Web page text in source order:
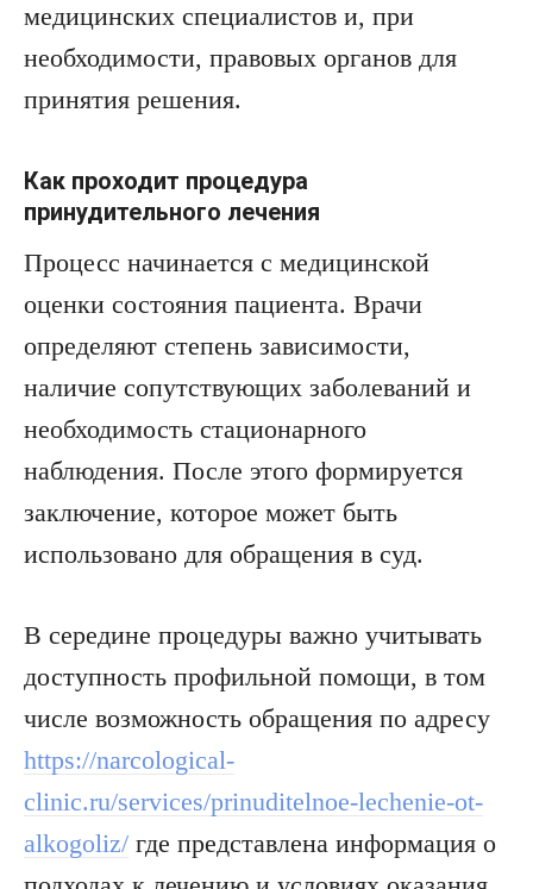
медицинских специалистов и, при
необходимости, правовых органов для
принятия решения.
Как проходит процедура
принудительного лечения
Процесс начинается с медицинской
оценки состояния пациента. Врачи
определяют степень зависимости,
наличие сопутствующих заболеваний и
необходимость стационарного
наблюдения. После этого формируется
заключение, которое может быть
использовано для обращения в суд.
В середине процедуры важно учитывать
доступность профильной помощи, в том
числе возможность обращения по адресу
https://narcological-
clinic.ru/services/prinuditelnoe-lechenie-ot-
alkogoliz/ где представлена информация о